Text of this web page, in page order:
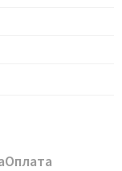
Оплата